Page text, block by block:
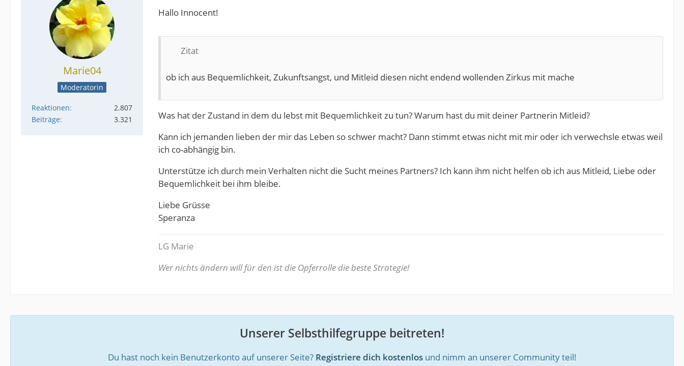
Marie04
Moderatorin
Reaktionen
2.807
Beiträge
3.321
Hallo Innocent!
Zitat
ob ich aus Bequemlichkeit, Zukunftsangst, und Mitleid diesen nicht endend wollenden Zirkus mit mache
Was hat der Zustand in dem du lebst mit Bequemlichkeit zu tun? Warum hast du mit deiner Partnerin Mitleid?
Kann ich jemanden lieben der mir das Leben so schwer macht? Dann stimmt etwas nicht mit mir oder ich verwechsle etwas weil
ich co-abhängig bin.
Unterstütze ich durch mein Verhalten nicht die Sucht meines Partners? Ich kann ihm nicht helfen ob ich aus Mitleid, Liebe oder
Bequemlichkeit bei ihm bleibe.
Liebe Grüsse
Speranza
LG Marie
Wer nichts ändern will für den ist die Opferrolle die beste Strategie!
Unserer Selbsthilfegruppe beitreten!
Du hast noch kein Benutzerkonto auf unserer Seite? Registriere dich kostenlosund nimm an unserer Community teil!